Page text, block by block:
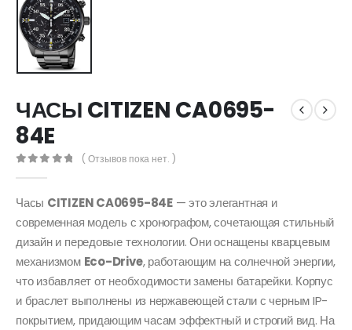
ЧАСЫ CITIZEN CA0695-
84E
( Отзывов пока нет. )
Часы CITIZEN CA0695-84E— это элегантная и
современная модель с хронографом, сочетающая стильный
дизайн и передовые технологии. Они оснащены кварцевым
механизмом Eco-Drive, работающим на солнечной энергии,
что избавляет от необходимости замены батарейки. Корпус
и браслет выполнены из нержавеющей стали с черным IP-
покрытием, придающим часам эффектный и строгий вид. На